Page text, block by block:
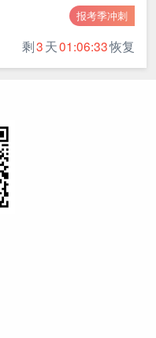
报考季冲刺
剩3天01:06:33恢复